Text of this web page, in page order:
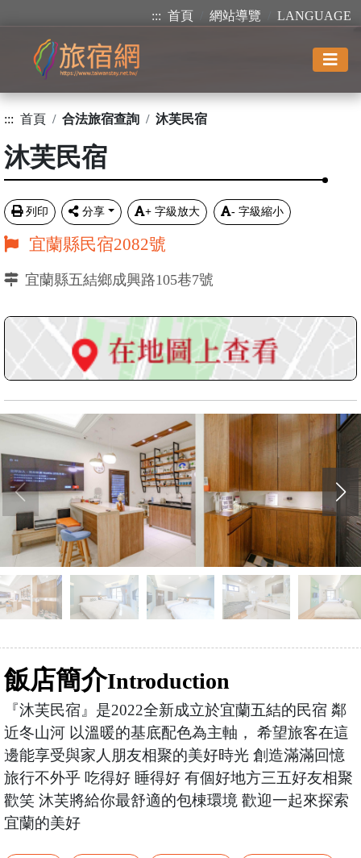
::: 首頁 網站導覽 LANGUAGE
::: 首頁 合法旅宿查詢 沐芙民宿
沐芙民宿
列印 分享 + 字級放大 - 字級縮小
宜蘭縣民宿2082號
宜蘭縣五結鄉成興路105巷7號
飯店簡介Introduction
『沐芙民宿』是2022全新成立於宜蘭五結的民宿 鄰
近冬山河 以溫暖的基底配色為主軸， 希望旅客在這
邊能享受與家人朋友相聚的美好時光 創造滿滿回憶
旅行不外乎 吃得好 睡得好 有個好地方三五好友相聚
歡笑 沐芙將給你最舒適的包棟環境 歡迎一起來探索
宜蘭的美好